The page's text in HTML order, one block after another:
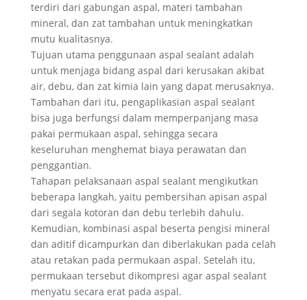
terdiri dari gabungan aspal, materi tambahan
mineral, dan zat tambahan untuk meningkatkan
mutu kualitasnya.
Tujuan utama penggunaan aspal sealant adalah
untuk menjaga bidang aspal dari kerusakan akibat
air, debu, dan zat kimia lain yang dapat merusaknya.
Tambahan dari itu, pengaplikasian aspal sealant
bisa juga berfungsi dalam memperpanjang masa
pakai permukaan aspal, sehingga secara
keseluruhan menghemat biaya perawatan dan
penggantian.
Tahapan pelaksanaan aspal sealant mengikutkan
beberapa langkah, yaitu pembersihan apisan aspal
dari segala kotoran dan debu terlebih dahulu.
Kemudian, kombinasi aspal beserta pengisi mineral
dan aditif dicampurkan dan diberlakukan pada celah
atau retakan pada permukaan aspal. Setelah itu,
permukaan tersebut dikompresi agar aspal sealant
menyatu secara erat pada aspal.